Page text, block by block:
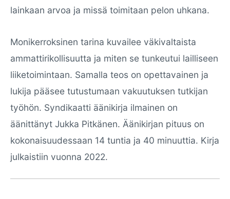
lainkaan arvoa ja missä toimitaan pelon uhkana.
Monikerroksinen tarina kuvailee väkivaltaista
ammattirikollisuutta ja miten se tunkeutui lailliseen
liiketoimintaan. Samalla teos on opettavainen ja
lukija pääsee tutustumaan vakuutuksen tutkijan
työhön. Syndikaatti äänikirja ilmainen on
äänittänyt Jukka Pitkänen. Äänikirjan pituus on
kokonaisuudessaan 14 tuntia ja 40 minuuttia. Kirja
julkaistiin vuonna 2022.